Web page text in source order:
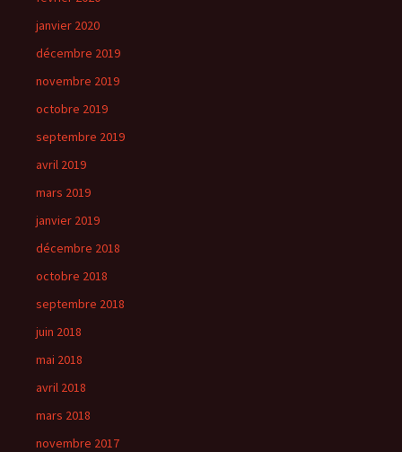
janvier 2020
décembre 2019
novembre 2019
octobre 2019
septembre 2019
avril 2019
mars 2019
janvier 2019
décembre 2018
octobre 2018
septembre 2018
juin 2018
mai 2018
avril 2018
mars 2018
novembre 2017